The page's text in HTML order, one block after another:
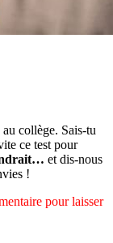
au collège. Sais-tu
ce test pour
et dis-nous
!
pour laisser